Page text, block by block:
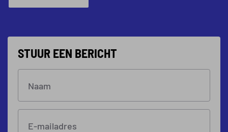
STUUR EEN BERICHT
Naam
E-mailadres